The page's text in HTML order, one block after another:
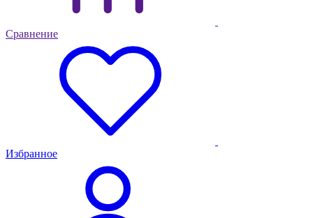
Сравнение
Избранное